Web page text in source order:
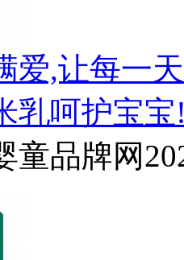
爱,让每一
乳呵护宝宝
童品牌网